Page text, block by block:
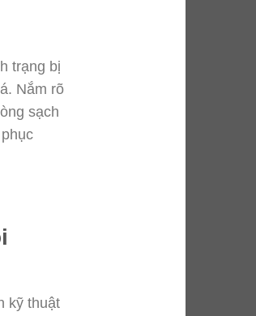
trạng bị
Nắm rõ
sạch
kỹ thuật